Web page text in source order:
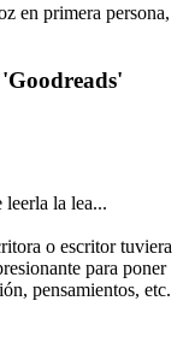
en primera persona,
leerla la lea...
o escritor tuviera
para poner
pensamientos, etc.